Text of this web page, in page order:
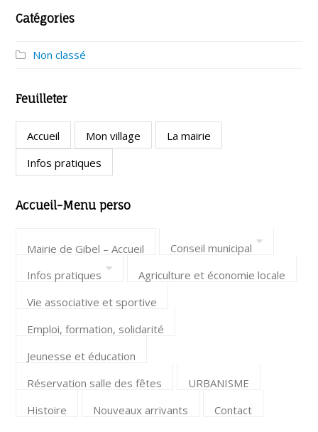
Catégories
Non classé
Feuilleter
Accueil Mon village
La mairie
Infos pratiques
Accueil-Menu perso
Mairie de Gibel – Accueil
Conseil municipal
Infos pratiques
Agriculture et économie locale
Vie associative et sportive
Emploi, formation, solidarité
Jeunesse et éducation
Réservation salle des fêtes
URBANISME
Histoire
Nouveaux arrivants Contact